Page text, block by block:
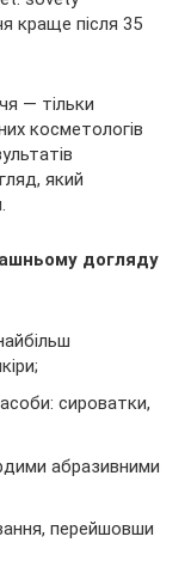
— тільки
косметологів
який
догляду
сироватки,
абразивними
перейшовши